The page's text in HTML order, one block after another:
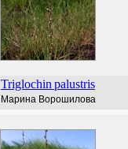
Triglochin palustris
Марина Ворошилова